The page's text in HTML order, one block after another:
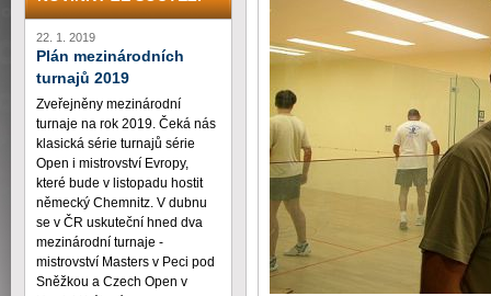
22. 1. 2019
Plán mezinárodních
turnajů 2019
Zveřejněny mezinárodní
turnaje na rok 2019. Čeká nás
klasická série turnajů série
Open i mistrovství Evropy,
které bude v listopadu hostit
německý Chemnitz. V dubnu
se v ČR uskuteční hned dva
mezinárodní turnaje -
mistrovství Masters v Peci pod
Sněžkou a Czech Open v